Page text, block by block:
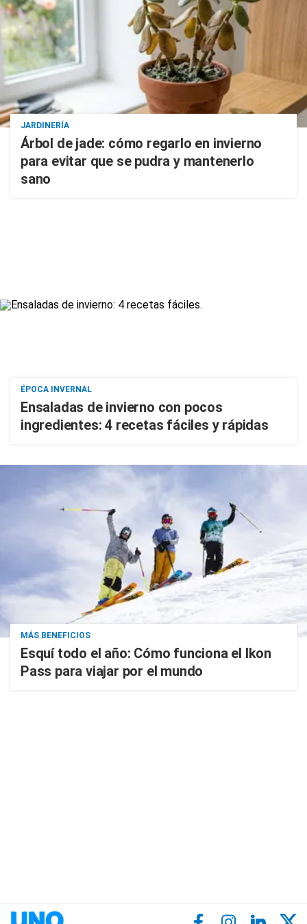
JARDINERÍA
Árbol de jade: cómo regarlo en invierno
para evitar que se pudra y mantenerlo
sano
ÉPOCA INVERNAL
Ensaladas de invierno con pocos
ingredientes: 4 recetas fáciles y rápidas
MÁS BENEFICIOS
Esquí todo el año: Cómo funciona el Ikon
Pass para viajar por el mundo